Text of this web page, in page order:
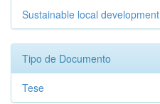
Sustainable local development
Tipo de Documento
Tese